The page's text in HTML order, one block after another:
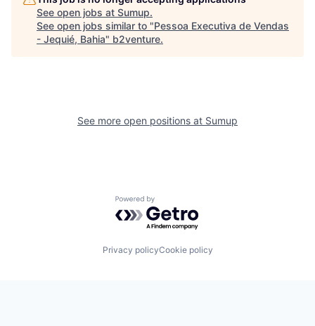
See open jobs at Sumup.
See open jobs similar to "Pessoa Executiva de Vendas
- Jequié, Bahia" b2venture.
See more open positions at Sumup
Powered by Getro.com
Privacy policyCookie policy